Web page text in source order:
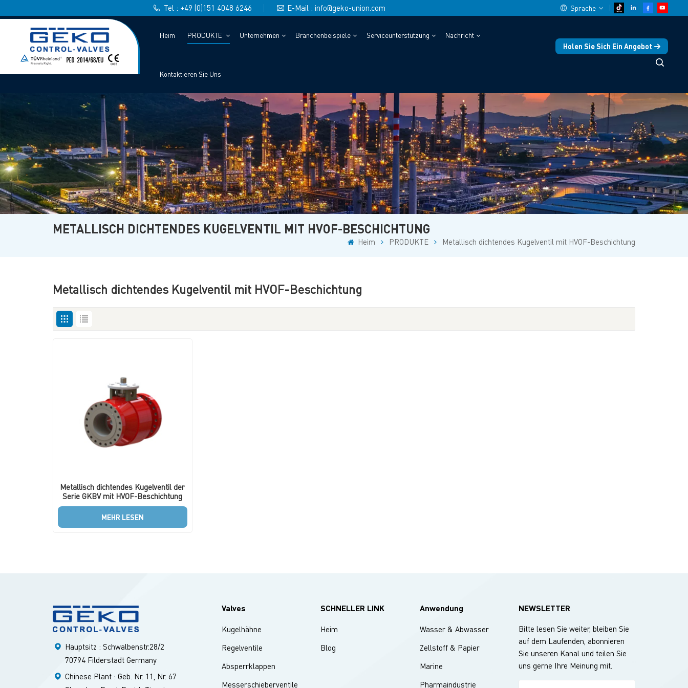
Tel : +49 (0)151 4048 6246 E-Mail : info@geko-union.com Sprache
English
español
Deutsch
العربية
русский
français
português
Türkçe
Heim PRODUKTE Unternehmen Branchenbeispiele Serviceunterstützung Nachricht
Kontaktieren Sie Uns
Holen Sie Sich Ein Angebot
METALLISCH DICHTENDES KUGELVENTIL MIT HVOF-BESCHICHTUNG
Heim PRODUKTE Metallisch dichtendes Kugelventil mit HVOF-Beschichtung
Metallisch dichtendes Kugelventil mit HVOF-Beschichtung
Metallisch dichtendes Kugelventil der
Serie GKBV mit HVOF-Beschichtung
MEHR LESEN
Hauptsitz : Schwalbenstr.28/2
70794 Filderstadt Germany
Chinese Plant : Geb. Nr. 11, Nr. 67
Valves
Kugelhähne
Regelventile
Absperrklappen
Messerschieberventile
SCHNELLER LINK
Heim
Blog
Anwendung
Wasser & Abwasser
Zellstoff & Papier
Marine
Pharmaindustrie
NEWSLETTER
Bitte lesen Sie weiter, bleiben Sie
auf dem Laufenden, abonnieren
Sie unseren Kanal und teilen Sie
uns gerne Ihre Meinung mit.